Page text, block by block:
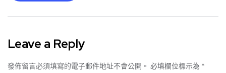
Leave a Reply
發佈留言必須填寫的電子郵件地址不會公開。 必填欄位標示為 *